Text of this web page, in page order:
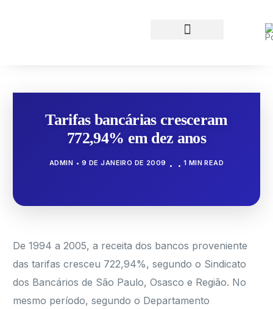
Tarifas bancárias cresceram
772,94% em dez anos
ADMIN 9 DE JANEIRO DE 2009 1 MIN READ
De 1994 a 2005, a receita dos bancos proveniente
das tarifas cresceu 722,94%, segundo o Sindicato
dos Bancários de São Paulo, Osasco e Região. No
mesmo período, segundo o Departamento